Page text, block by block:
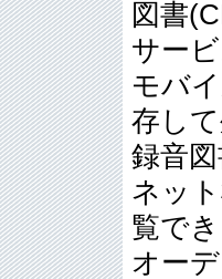
図書
サー
モバ
存し
録音
ネッ
覧でき
オー